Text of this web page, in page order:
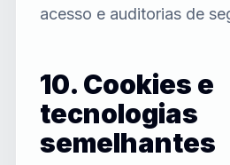
acesso e auditorias de
10. Cookies e
tecnologias
semelhantes